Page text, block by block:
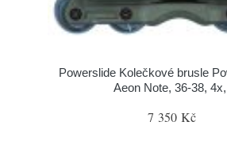
Powerslide Kolečkové brusle
Aeon Note, 36-38,
7 350 Kč